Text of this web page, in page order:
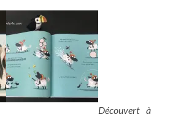
Découvert à